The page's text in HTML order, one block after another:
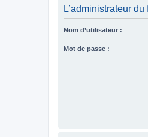
L’administrateur
Nom d’utilisateur :
Mot de passe :